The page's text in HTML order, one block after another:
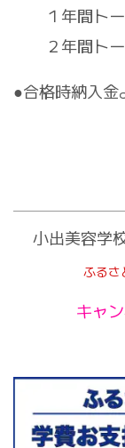
１年間トー
２年間トー
●合格時納入金
小出美容学
ふるさ
キャ